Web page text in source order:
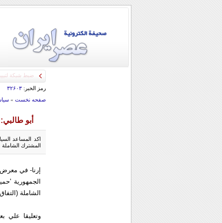
رمز الخبر: ۳۲۶۰۳
صفحه نخست»
أبو
اكد المساعد
المشترك الشاملة
الجمهورية
الشاملة
وتعليقا علي